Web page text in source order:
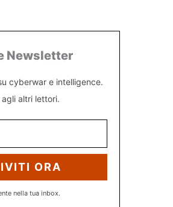
Newsletter
cyberwar e intelligence.
agli altri lettori.
ORA
nella tua inbox.